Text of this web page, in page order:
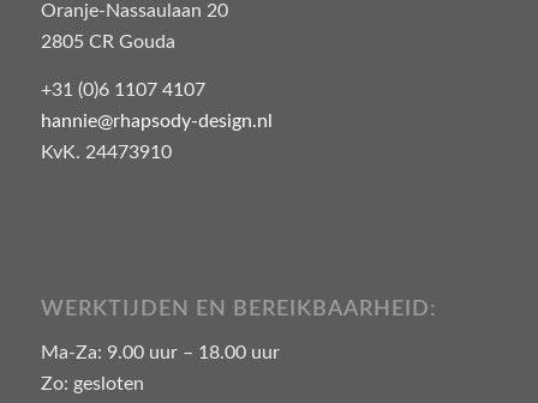
Oranje-Nassaulaan 20
2805 CR Gouda
+31 (0)6 1107 4107
hannie@rhapsody-design.nl
KvK. 24473910
WERKTIJDEN EN BEREIKBAARHEID:
Ma-Za: 9.00 uur – 18.00 uur
Zo: gesloten